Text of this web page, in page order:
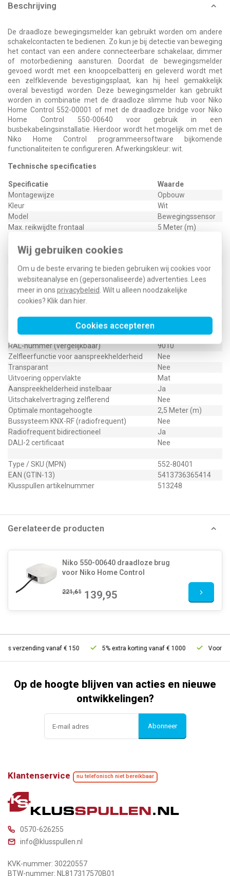
Wij gebruiken cookies
Om u de beste ervaring te bieden gebruiken wij cookies voor
websiteanalyse en (gepersonaliseerde) advertenties. Lees
meer in ons privacybeleid . Wilt u alleen noodzakelijke
cookies? Klik dan hier
Cookies accepteren
Beschrijving
De draadloze bewegingsmelder kan gebruikt worden om andere
schakelcontacten te bedienen. Zo kun je bij detectie van beweging
het contact van een andere connecteerbare schakelaar, dimmer
of motorbediening aansturen. Doordat de bewegingsmelder
gevoed wordt met een knoopcelbatterij en geleverd wordt met
een zelfklevende bevestigingsplaat, kan hij heel gemakkelijk
overal bevestigd worden. Deze bewegingsmelder kan gebruikt
worden in combinatie met de draadloze slimme hub voor Niko
Home Control 552-00001 of met de draadloze bridge voor Niko
Home Control 550-00640 voor gebruik in een
busbekabelingsinstallatie. Hierdoor wordt het mogelijk om met de
Niko Home Control programmeersoftware bijkomende
functionaliteiten te configureren. Afwerkingskleur: wit.
Technische specificaties
Specificatie
Waarde
Montagewijze
Opbouw
Kleur
Wit
Model
Bewegingssensor
Max. reikwijdte frontaal
5 Meter (m)
Bussysteem KNX
Bussysteem Powerline
Nee
Busaansluiting incl.
Nee
Materiaal
Kunststof
Andere bussystemen
Diameter reikwijdte op vloer
Ingang voor nevenunit
Nee
RAL-nummer (vergelijkbaar)
9010
Zelfleerfunctie voor aanspreekhelderheid
Nee
Transparant
Nee
Uitvoering oppervlakte
Mat
Aanspreekhelderheid instelbaar
Ja
Uitschakelvertraging zelflerend
Nee
Optimale montagehoogte
2,5 Meter (m)
Bussysteem KNX-RF (radiofrequent)
Nee
Radiofrequent bidirectioneel
Ja
DALI-2 certificaat
Nee
Type / SKU (MPN)
552-80401
EAN (GTIN-13)
5413736365414
Klusspullen artikelnummer
513248
Gerelateerde producten
Niko 550-00640 draadloze brug
voor Niko Home Control
221,61 139,95
verzending vanaf € 150 5% extra korting vanaf € 1000 Voor 21u
Op de hoogte blijven van acties en nieuwe
ontwikkelingen?
Abonneer
Klantenservice nu telefonisch niet bereikbaar
0570-626255
info@klusspullen.nl
KVK-nummer: 30220557
BTW-nummer: NL817317570B01